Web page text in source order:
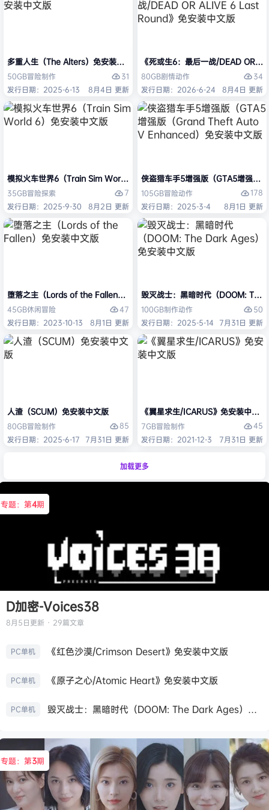
多重人生（The Alters）免安装中文版
50GB冒险制作
31
发行日期：2025-6-13
8月4日 更新
《死或生6：最后一战/DEAD OR
80GB剧情动作
34
发行日期：2026-6-24
8月4日 更新
模拟火车世界6（Train Sim World 6）免安装中文版
35GB冒险探索
7
发行日期：2025-9-30
8月2日 更新
侠盗猎车手5增强版（GTA5增强版
105GB冒险动作
178
发行日期：2025-3-4
8月1日 更新
堕落之主（Lords of the Fallen）免安装中文版
45GB休闲冒险
47
发行日期：2023-10-13
8月1日 更新
毁灭战士：黑暗时代（DOOM: The
100GB制作动作
50
发行日期：2025-5-14 7月31日 更新
人渣（SCUM）免安装中文版
80GB冒险制作
85
发行日期：2025-6-17 7月31日 更新
《翼星求生/ICARUS》免安装中文版
7GB冒险制作
45
发行日期：2021-12-3
7月31日 更新
加载更多
专题：第4期
D加密-Voices38
8月5日更新 · 29篇文章
PC单机 《红色沙漠/Crimson Desert》免安装中文版
PC单机 《原子之心/Atomic Heart》免安装中文版
PC单机 毁灭战士：黑暗时代（DOOM: The Dark Ages）免安装中文版
专题：第3期